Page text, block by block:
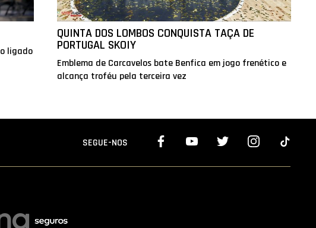
ligado
QUINTA DOS LOMBOS CONQUISTA TAÇA DE
PORTUGAL SKOIY
Emblema de Carcavelos bate Benfica em jogo frenético e
alcança troféu pela terceira vez
SEGUE-NOS